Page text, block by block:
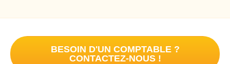
BESOIN D'UN COMPTABLE ?
CONTACTEZ-NOUS !